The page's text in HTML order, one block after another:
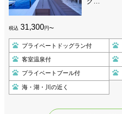
税込 31,300円〜
プライベートドッグラン付
客室温泉付
プライベートプール付
海・湖・川の近く